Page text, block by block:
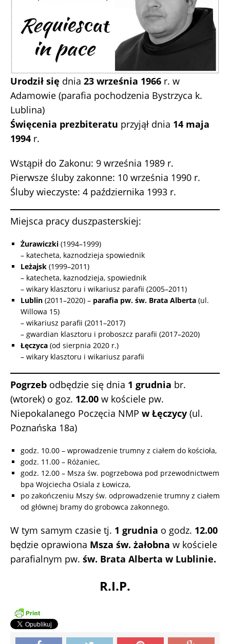
Urodził się dnia 23 września 1966 r. w
Adamowie (parafia pochodzenia Bystrzyca k.
Lublina)
Święcenia prezbiteratu przyjął dnia 14 maja
1994 r.
Wstąpił do Zakonu: 9 września 1989 r.
Pierwsze śluby zakonne: 10 września 1990 r.
Śluby wieczyste: 4 października 1993 r.
Miejsca pracy duszpasterskiej:
Żurawiczki (1994–1999)
– katecheta, kaznodzieja spowiednik
Leżajsk (1999–2011)
– katecheta, kaznodzieja, spowiednik
– wikary klasztoru i wikariusz parafii (2005–2011)
Lublin (2011–2020) – parafia pw. św. Brata Alberta (ul.
Willowa 15)
– wikariusz parafii (2011–2017)
– gwardian klasztoru i proboszcz parafii (2017–2020)
Łęczyca (od sierpnia 2020 r.)
– wikary klasztoru i wikariusz parafii
Pogrzeb odbędzie się dnia 1 grudnia br.
(wtorek) o goz. 12.00 w kościele pw.
Niepokalanego Poczęcia NMP w Łęczycy (ul.
Poznańska 18a)
godz. 10.00 – wprowadzenie trumny z ciałem do kościoła,
godz. 11.00 – Różaniec,
godz. 12.00 – Msza św. pogrzebowa pod przewodnictwem
bpa Wojciecha Osiala z Łowicza,
po zakończeniu Mszy św. odprowadzenie trumny z ciałem
od głównej bramy do grobowca zakonnego.
W tym samym czasie tj. 1 grudnia o godz. 12.00
będzie oprawiona Msza św. żałobna w kościele
parafialnym pw. św. Brata Alberta w Lublinie.
R.I.P.